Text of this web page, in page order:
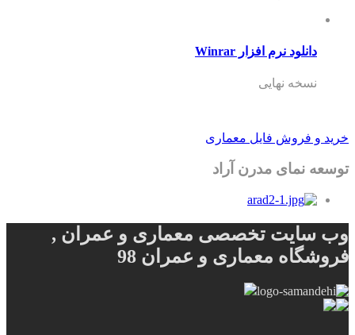
دانلود نرم افزار Winrar
نسخه نهایی
خرید و فروش فایل معماری
توسعه نمای مدرن آراد
وب سایت تخصصی معماری و عمران ,
فروشگاه معماری و عمران 98